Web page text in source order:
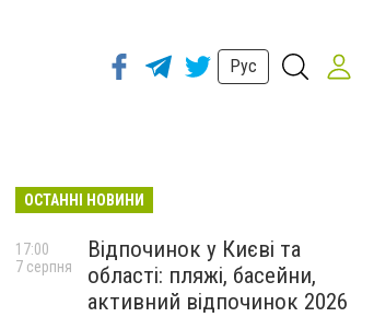
Рус
ОСТАННІ НОВИНИ
Відпочинок у Києві та
області: пляжі, басейни,
активний відпочинок 2026
17:00
7 серпня